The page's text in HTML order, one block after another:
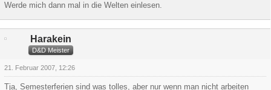
Werde mich dann mal in die Welten einlesen.
Harakein
D&D Meister
21. Februar 2007, 12:26
Tja, Semesterferien sind was tolles, aber nur wenn man nicht arbeiten